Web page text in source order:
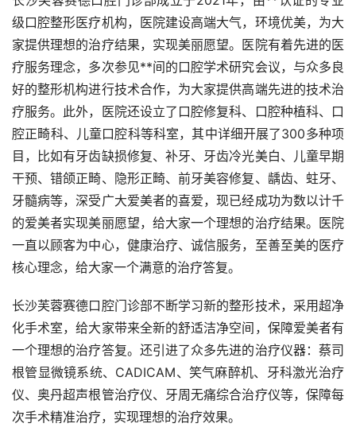
级口腔整形医疗机构，医院建设高端大气，环境优美，为大
家提供理想的治疗结果，实现美丽愿望。医院有着先进的医
疗服务理念，多次参见**间的口腔学术研究会议，与众多良
好的整形机构进行技术合作，为大家提供高端先进的技术治
疗服务。此外，医院还设立了口腔修复科、口腔种植科、口
腔正畸科、儿童口腔科等科室，其中详细开展了300多种项
目，比如有牙齿缺损修复、补牙、牙齿冷光美白、儿童早期
干预、错颌正畸、隐形正畸、前牙美容修复、龋齿、蛀牙、
牙髓病等，深受广大爱美者的喜爱，现已经成功为数以计千
的爱美者实现美丽愿望，给大家一个理想的治疗结果。医院
一直以顾客为中心，健康治疗、诚信服务，至善至美的医疗
核心理念，给大家一个满意的治疗答复。
长沙芙蓉赛德口腔门诊部不断学习新的整形技术，采用超净
化手术室，给大家带来全新的舒适洁净空间，保障爱美者有
一个理想的治疗答复。还引进了众多先进的治疗仪器：蔡司
根管显微镜系统、CADICAM、笑气麻醉机、牙科激光治疗
仪、奥丹超声根管治疗仪、牙周无痛综合治疗仪等，保障每
次手术精准治疗，实现理想的治疗效果。